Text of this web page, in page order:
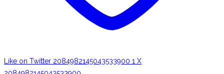
Like on Twitter 2084982145043533900 1 X